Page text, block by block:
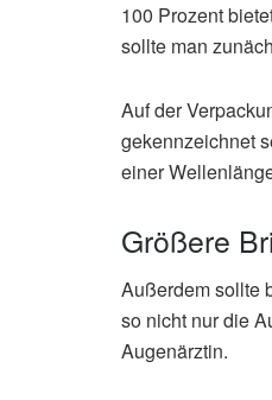
100 Prozent
sollte man
Auf der
gekennzeichnet
einer
Größere
Außerdem sollte
so nicht nur die
Augenärztin.